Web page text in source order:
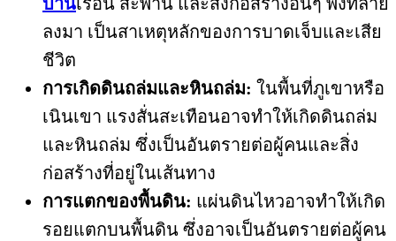
ลงมา เป็นสาเหตุหลักของการบาดเจ็บและเสีย
ชีวิต
การเกิดดินถล่มและหินถล่ม: ในพื้นที่ภูเขาหรือ
เนินเขา แรงสั่นสะเทือนอาจทำให้เกิดดินถล่ม
และหินถล่ม ซึ่งเป็นอันตรายต่อผู้คนและสิ่ง
ก่อสร้างที่อยู่ในเส้นทาง
การแตกของพื้นดิน: แผ่นดินไหวอาจทำให้เกิด
รอยแตกบนพื้นดิน ซึ่งอาจเป็นอันตรายต่อผู้คน